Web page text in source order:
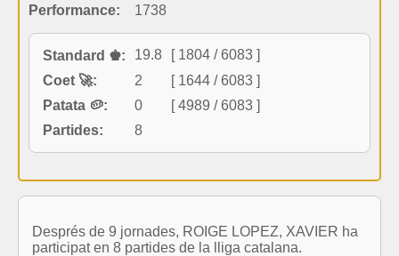
Performance:
1738
Standard ♚: 19.8
[ 1804 / 6083 ]
Coet 🚀:
2
[ 1644 / 6083 ]
Patata 🥔:
0
[ 4989 / 6083 ]
Partides:
8
Després de 9 jornades, ROIGE LOPEZ, XAVIER ha
participat en 8 partides de la lliga catalana.